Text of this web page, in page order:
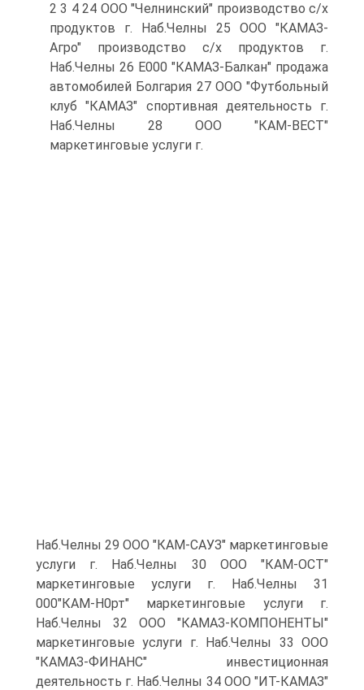
2 3 4 24 ООО "Челнинский" производство с/х
продуктов г. Наб.Челны 25 ООО "КАМАЗ-
Агро" производство с/х продуктов г.
Наб.Челны 26 Е000 "КАМАЗ-Балкан" продажа
автомобилей Болгария 27 ООО "Футбольный
клуб "КАМАЗ" спортивная деятельность г.
Наб.Челны 28 ООО "КАМ-ВЕСТ"
маркетинговые услуги г.
Наб.Челны 29 ООО "КАМ-САУЗ" маркетинговые
услуги г. Наб.Челны 30 ООО "КАМ-ОСТ"
маркетинговые услуги г. Наб.Челны 31
000"КАМ-Н0рт" маркетинговые услуги г.
Наб.Челны 32 ООО "КАМАЗ-КОМПОНЕНТЫ"
маркетинговые услуги г. Наб.Челны 33 ООО
"КАМАЗ-ФИНАНС" инвестиционная
деятельность г. Наб.Челны 34 ООО "ИТ-КАМАЗ"